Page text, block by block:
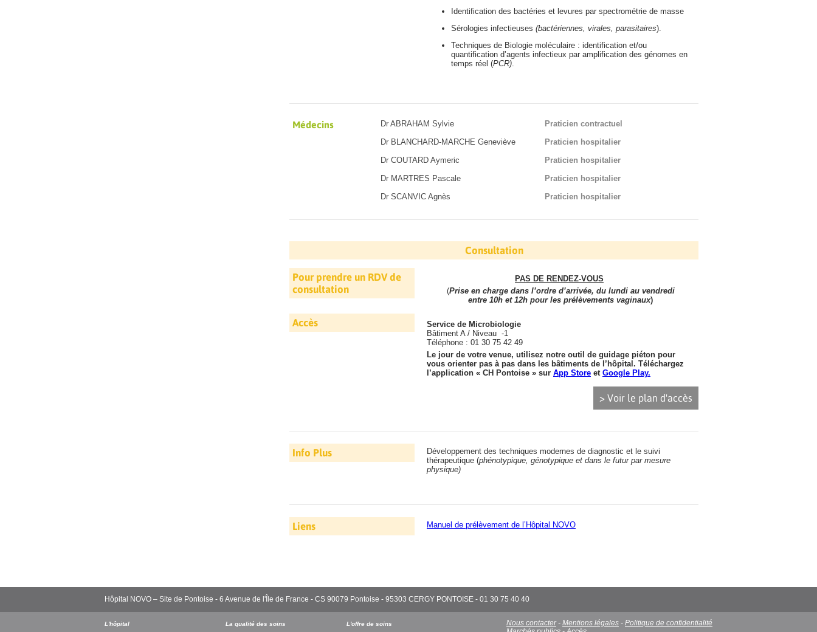
Identification des bactéries et levures par spectrométrie de masse
Sérologies infectieuses (bactériennes, virales, parasitaires).
Techniques de Biologie moléculaire : identification et/ou
quantification d’agents infectieux par amplification des génomes en
temps réel (PCR).
Médecins Dr ABRAHAM Sylvie
Praticien contractuel
Dr BLANCHARD-MARCHE Geneviève
Praticien hospitalier
Dr COUTARD Aymeric
Praticien hospitalier
Dr MARTRES Pascale
Praticien hospitalier
Dr SCANVIC Agnès
Praticien hospitalier
Consultation
Pour prendre un RDV de
consultation
PAS DE RENDEZ-VOUS
(Prise en charge dans l’ordre d’arrivée, du lundi au vendredi
entre 10h et 12h pour les prélèvements vaginaux)
Accès
Service de Microbiologie
Bâtiment A / Niveau -1
Téléphone : 01 30 75 42 49
Le jour de votre venue, utilisez notre outil de guidage piéton pour
vous orienter pas à pas dans les bâtiments de l’hôpital. Téléchargez
l’application « CH Pontoise » sur App Store et Google Play.
> Voir le plan d'accès
Info Plus
Développement des techniques modernes de diagnostic et le suivi
thérapeutique (phénotypique, génotypique et dans le futur par mesure
physique)
Liens Manuel de prélèvement de l’Hôpital NOVO
Hôpital NOVO – Site de Pontoise - 6 Avenue de l'Île de France - CS 90079 Pontoise - 95303 CERGY PONTOISE - 01 30 75 40 40
Nous contacter- Mentions légales - Politique de confidentialité
L'hôpital La qualité des soins L'offre de soins